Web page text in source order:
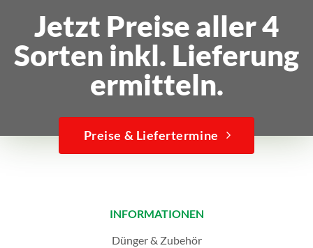
Jetzt Preise aller 4
Sorten inkl. Lieferung
ermitteln.
Preise & Liefertermine
INFORMATIONEN
Dünger & Zubehör